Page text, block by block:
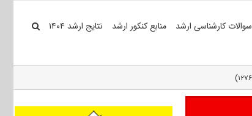
سوالات کارشناسی ارشد منابع کنکور ارشد نتایج ارشد ۱۴۰۴